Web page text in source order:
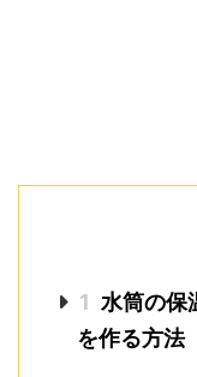
1 水筒の保
を作る方法